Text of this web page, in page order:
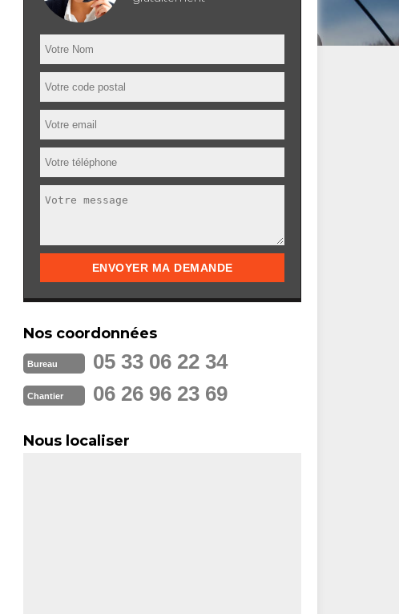
Nos coordonnées
Bureau 05 33 06 22 34
Chantier 06 26 96 23 69
Nous localiser